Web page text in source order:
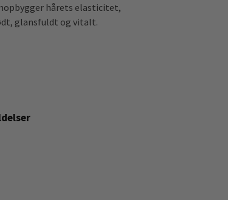
hårets elasticitet,
glansfuldt og vitalt.